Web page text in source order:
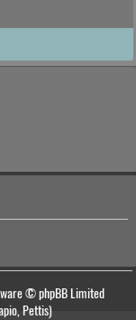
© phpBB Limited
Pettis)